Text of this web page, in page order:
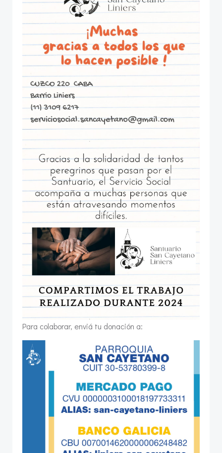
Para colaborar, enviá tu donación a: